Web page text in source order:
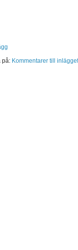
på: Kommentarer till